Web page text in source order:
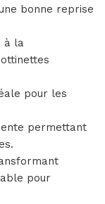
bonne reprise
à la
pour les
permettant
pour